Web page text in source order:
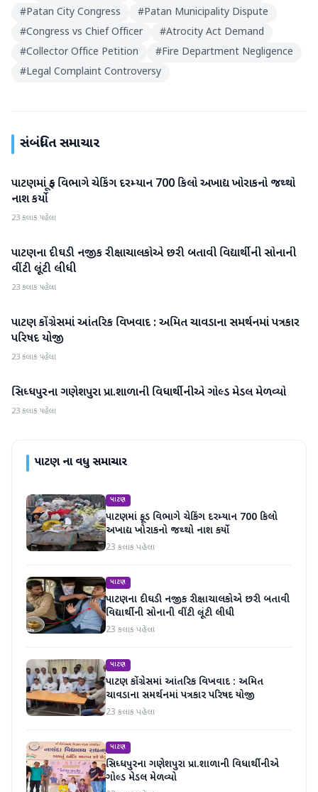
#Patan City Congress #Patan Municipality Dispute
#Congress vs Chief Officer #Atrocity Act Demand
#Collector Office Petition #Fire Department Negligence
#Legal Complaint Controversy
સંબંધિત સમાચાર
પાટણ
પાટણમાં ફૂડ વિભાગે ચેકિંગ દરમ્યાન 700 કિલો અખાદ્ય ખોરાકનો જથ્થો
નાશ કર્યો
23 કલાક પહેલા
પાટણ
પાટણના દીઘડી નજીક રીક્ષાચાલકોએ છરી બતાવી વિદ્યાર્થીની સોનાની
વીંટી લૂંટી લીધી
23 કલાક પહેલા
પાટણ
પાટણ કોંગ્રેસમાં આંતરિક વિખવાદ : અમિત ચાવડાના સમર્થનમાં પત્રકાર
પરિષદ યોજી
23 કલાક પહેલા
પાટણ
સિધ્ધપુરના ગણેશપુરા પ્રા.શાળાની વિધાર્થીનીએ ગોલ્ડ મેડલ મેળવ્યો
23 કલાક પહેલા
પાટણના વધુ સમાચાર
પાટણ
પાટણમાં ફૂડ વિભાગે ચેકિંગ દરમ્યાન 700 કિલો
અખાદ્ય ખોરાકનો જથ્થો નાશ કર્યો
23 કલાક પહેલા
પાટણ
પાટણના દીઘડી નજીક રીક્ષાચાલકોએ છરી બતાવી
વિદ્યાર્થીની સોનાની વીંટી લૂંટી લીધી
23 કલાક પહેલા
પાટણ
પાટણ કોંગ્રેસમાં આંતરિક વિખવાદ : અમિત
ચાવડાના સમર્થનમાં પત્રકાર પરિષદ યોજી
23 કલાક પહેલા
પાટણ
સિધ્ધપુરના ગણેશપુરા પ્રા.શાળાની વિધાર્થીનીએ
ગોલ્ડ મેડલ મેળવ્યો